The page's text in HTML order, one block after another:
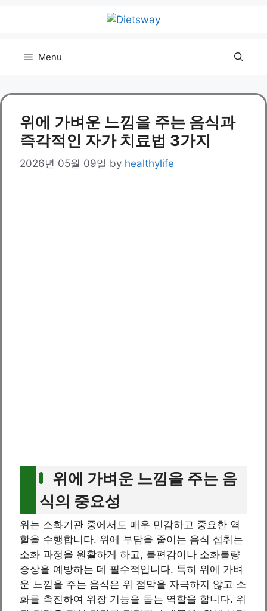
Menu
위에 가벼운 느낌을 주는 음식과
즉각적인 자가 치료법 3가지
2026년 05월 09일 by healthylife
위에 가벼운 느낌을 주는 음
식의 중요성
위는 소화기관 중에서도 매우 민감하고 중요한 역
할을 수행합니다. 위에 부담을 줄이는 음식 섭취는
소화 과정을 원활하게 하고, 불편감이나 소화불량
증상을 예방하는 데 필수적입니다. 특히 위에 가벼
운 느낌을 주는 음식은 위 점막을 자극하지 않고 소
화를 촉진하여 위장 기능을 돕는 역할을 합니다. 위